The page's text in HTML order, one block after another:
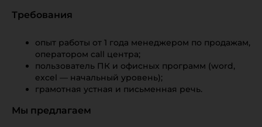
Требования
опыт работы от 1 года менеджером по продажам,
оператором call центра;
пользователь ПК и офисных программ (word,
excel — начальный уровень);
грамотная устная и письменная речь.
Мы предлагаем